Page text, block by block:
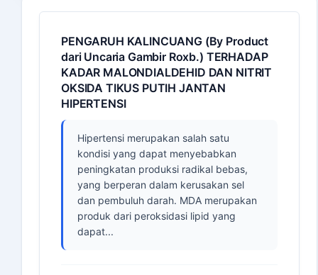
PENGARUH KALINCUANG (By Product
dari Uncaria Gambir Roxb.) TERHADAP
KADAR MALONDIALDEHID DAN NITRIT
OKSIDA TIKUS PUTIH JANTAN
HIPERTENSI
Hipertensi merupakan salah satu
kondisi yang dapat menyebabkan
peningkatan produksi radikal bebas,
yang berperan dalam kerusakan sel
dan pembuluh darah. MDA merupakan
produk dari peroksidasi lipid yang
dapat...